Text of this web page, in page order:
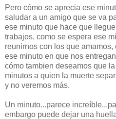
Pero cómo se aprecia ese
saludar a un amigo que se va
ese minuto que hace que
trabajos, como se espera ese
reunirnos con los que
ese minuto en que nos
cómo tambien deseamos que
minutos a quien la muerte
y no veremos más.
Un minuto...parece
embargo puede dejar una